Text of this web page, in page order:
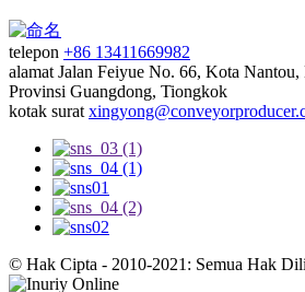
telepon +86 13411669982
alamat Jalan Feiyue No. 66, Kota Nantou,
Provinsi Guangdong, Tiongkok
kotak surat
© Hak Cipta - 2010-2021: Semua Hak